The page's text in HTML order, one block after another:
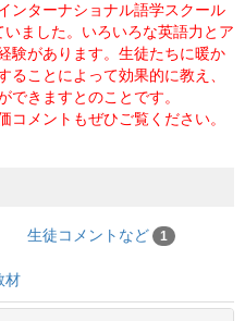
ンターナショナル語学スクール
ました。いろいろな英語力とア
験があります。生徒たちに暖か
ることによって効果的に教え、
できますとのことです。
メントもぜひご覧ください。
生徒コメントなど 1
材